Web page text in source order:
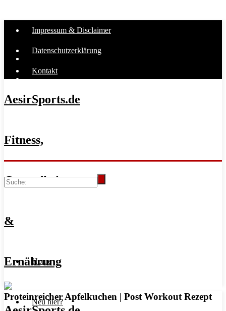
Impressum & Disclaimer
Datenschutzerklärung
Kontakt
AesirSports.de
Fitness,
Gesundheit
&
Ernährung
Home
Neu hier?
Proteinreicher Apfelkuchen | Post Workout Rezept